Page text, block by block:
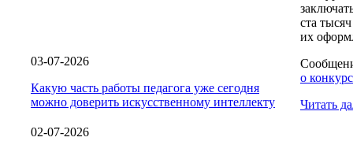
03-07-2026
Какую часть работы педагога уже сегодня
можно доверить искусственному интеллекту
02-07-2026
ста
их
о
Читать